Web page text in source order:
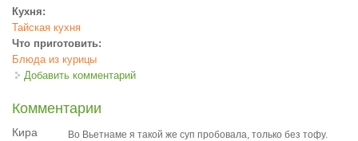
Кухня:
Тайская кухня
Что приготовить:
Блюда из курицы
Добавить комментарий
Комментарии
Кира
Во Вьетнаме я такой же суп пробовала, только без тофу.